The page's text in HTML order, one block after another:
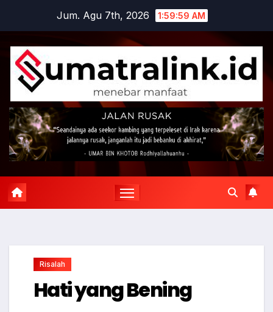
content
Jum. Agu 7th, 2026 2:00:00 AM
Risalah
Hati yang Bening